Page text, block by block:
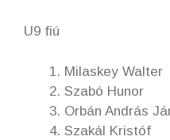
U9 fiú
Milaskey Walter
Szabó Hunor
Orbán András
Szakál Kristóf